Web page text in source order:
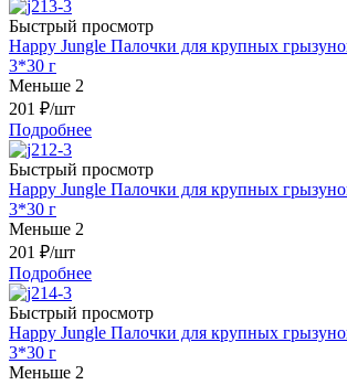
Быстрый просмотр
Happy Jungle Палочки для крупных
3*30 г
Меньше 2
201 ₽/шт
Подробнее
Быстрый просмотр
Happy Jungle Палочки для крупных
3*30 г
Меньше 2
201 ₽/шт
Подробнее
Быстрый просмотр
Happy Jungle Палочки для крупных
3*30 г
Меньше 2